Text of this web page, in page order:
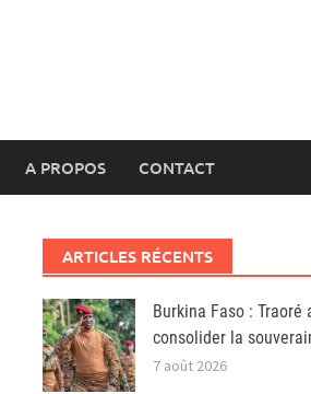
A PROPOS CONTACT
ARTICLES RÉCENTS
Burkina Faso : Traoré
consolider la
7 août 2026